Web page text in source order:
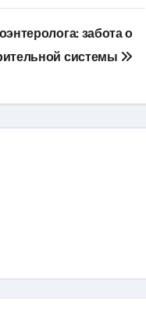
забота о
системы